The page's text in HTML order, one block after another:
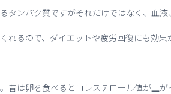
タンパク質ですがそれだけではなく、血
れるので、ダイエットや疲労回復にも効果
昔は卵を食べるとコレステロール値が上